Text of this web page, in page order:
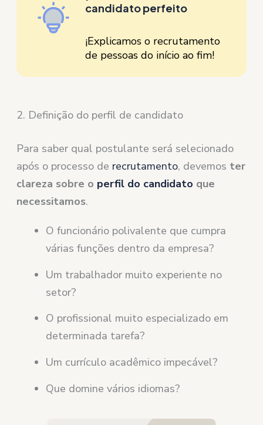
candidato perfeito
¡Explicamos o recrutamento
de pessoas do início ao fim!
2. Definição do perfil de candidato
Para saber qual postulante será selecionado
após o processo de recrutamento, devemos ter
clareza sobre o perfil do candidato que
necessitamos.
O funcionário polivalente que cumpra
várias funções dentro da empresa?
Um trabalhador muito experiente no
setor?
O profissional muito especializado em
determinada tarefa?
Um currículo acadêmico impecável?
Que domine vários idiomas?